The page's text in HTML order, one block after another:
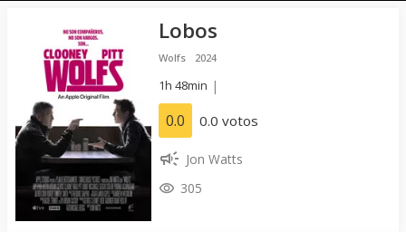
Lobos
Wolfs 2024
1h 48min |
0.0 0.0 votos
Jon Watts
305